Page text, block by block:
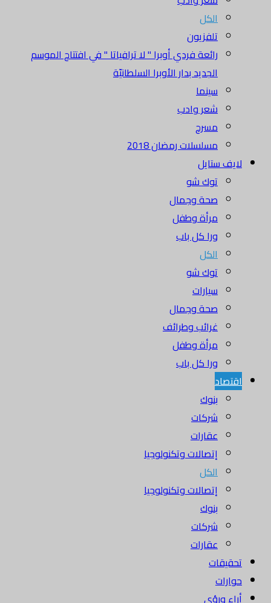
الكل
تلفزيون
رائعة فردي أوبرا " لا ترافياتا " في افتتاح الموسم
الجديد بدار الأوبرا السلطانيّة
سينما
شعر وادب
مسرح
مسلسلات رمضان 2018
لايف ستايل
توك شو
صحة وجمال
مرأة وطفل
ورا كل باب
الكل
توك شو
سيارات
صحة وجمال
غرائب وطرائف
مرأة وطفل
ورا كل باب
اقتصاد
بنوك
شركات
عقارات
إتصالات وتكنولوجيا
الكل
إتصالات وتكنولوجيا
بنوك
شركات
عقارات
تحقيقات
حوارات
أراء ورؤى